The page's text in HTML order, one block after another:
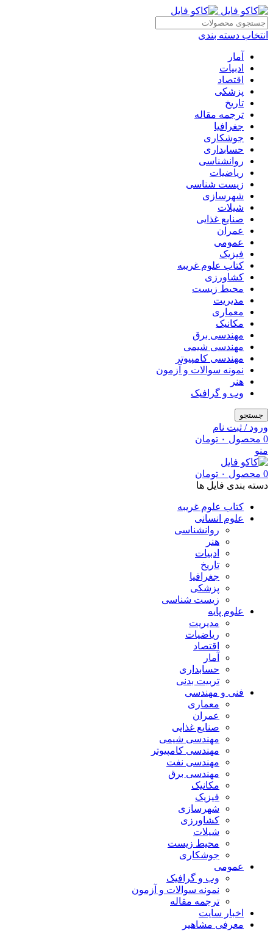
انتخاب دسته بندی
آمار
ادبیات
اقتصاد
پزشکی
تاریخ
ترجمه مقاله
جغرافیا
جوشکاری
حسابداری
روانشناسی
ریاضیات
زیست شناسی
شهرسازی
شیلات
صنایع غذایی
عمران
عمومی
فیزیک
کتاب علوم غریبه
کشاورزی
محیط زیست
مدیریت
معماری
مکانیک
مهندسی برق
مهندسی شیمی
مهندسی کامپیوتر
نمونه سوالات و آزمون
هنر
وب و گرافیک
جستجو
ورود / ثبت نام
0 محصول ۰ تومان
منو
0 محصول ۰ تومان
دسته بندی فایل ها
کتاب علوم غریبه
علوم انسانی
روانشناسی
هنر
ادبیات
تاریخ
جغرافیا
پزشکی
زیست شناسی
علوم پایه
مدیریت
ریاضیات
اقتصاد
آمار
حسابداری
تربیت بدنی
فنی و مهندسی
معماری
عمران
صنایع غذایی
مهندسی شیمی
مهندسی کامپیوتر
مهندسی نفت
مهندسی برق
مکانیک
فیزیک
شهرسازی
کشاورزی
شیلات
محیط زیست
جوشکاری
عمومی
وب و گرافیک
نمونه سوالات و آزمون
ترجمه مقاله
اخبار سایت
معرفی مشاهیر